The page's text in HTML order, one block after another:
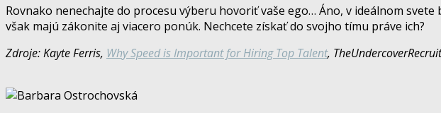
Rovnako nenechajte do procesu výberu hovoriť vaše ego… Áno, v ideálnom
však majú zákonite aj viacero ponúk. Nechcete získať do svojho tímu práve ich?
Zdroje: Kayte Ferris, Why Speed is Important for Hiring Top Talent,